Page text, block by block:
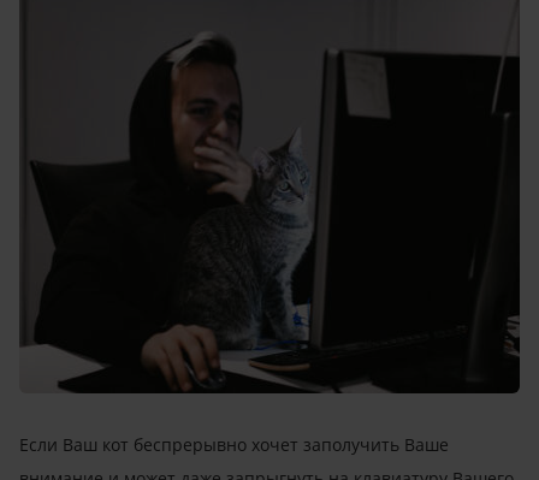
Если Ваш кот беспрерывно хочет заполучить Ваше